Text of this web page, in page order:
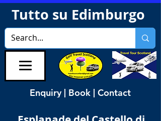
Tutto su Edimburgo
Enquiry | Book | Contact